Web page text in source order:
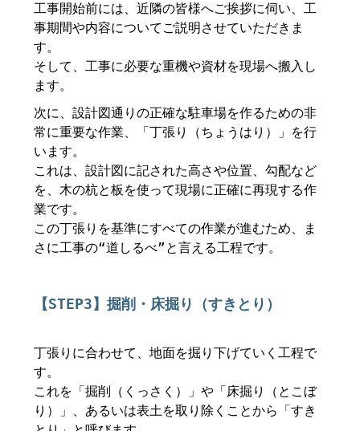
工事開始前には、近隣の皆様へご挨拶に伺い、工
事期間や内容についてご説明させていただきま
す。
そして、工事に必要な重機や資材を現場へ搬入し
ます。
次に、設計図通りの正確な駐車場を作るための非
常に重要な作業、「丁張り（ちょうはり）」を行
います。
これは、設計図に記された高さや位置、勾配など
を、木の杭と板を使って現場に正確に再現する作
業です。
この丁張りを基準にすべての作業が進むため、ま
さに工事の“道しるべ”と言える工程です。
【STEP3】掘削・床掘り（すきとり）
丁張りに合わせて、地面を掘り下げていく工程で
す。
これを「掘削（くっさく）」や「床掘り（とこぼ
り）」、あるいは表土を取り除くことから「すき